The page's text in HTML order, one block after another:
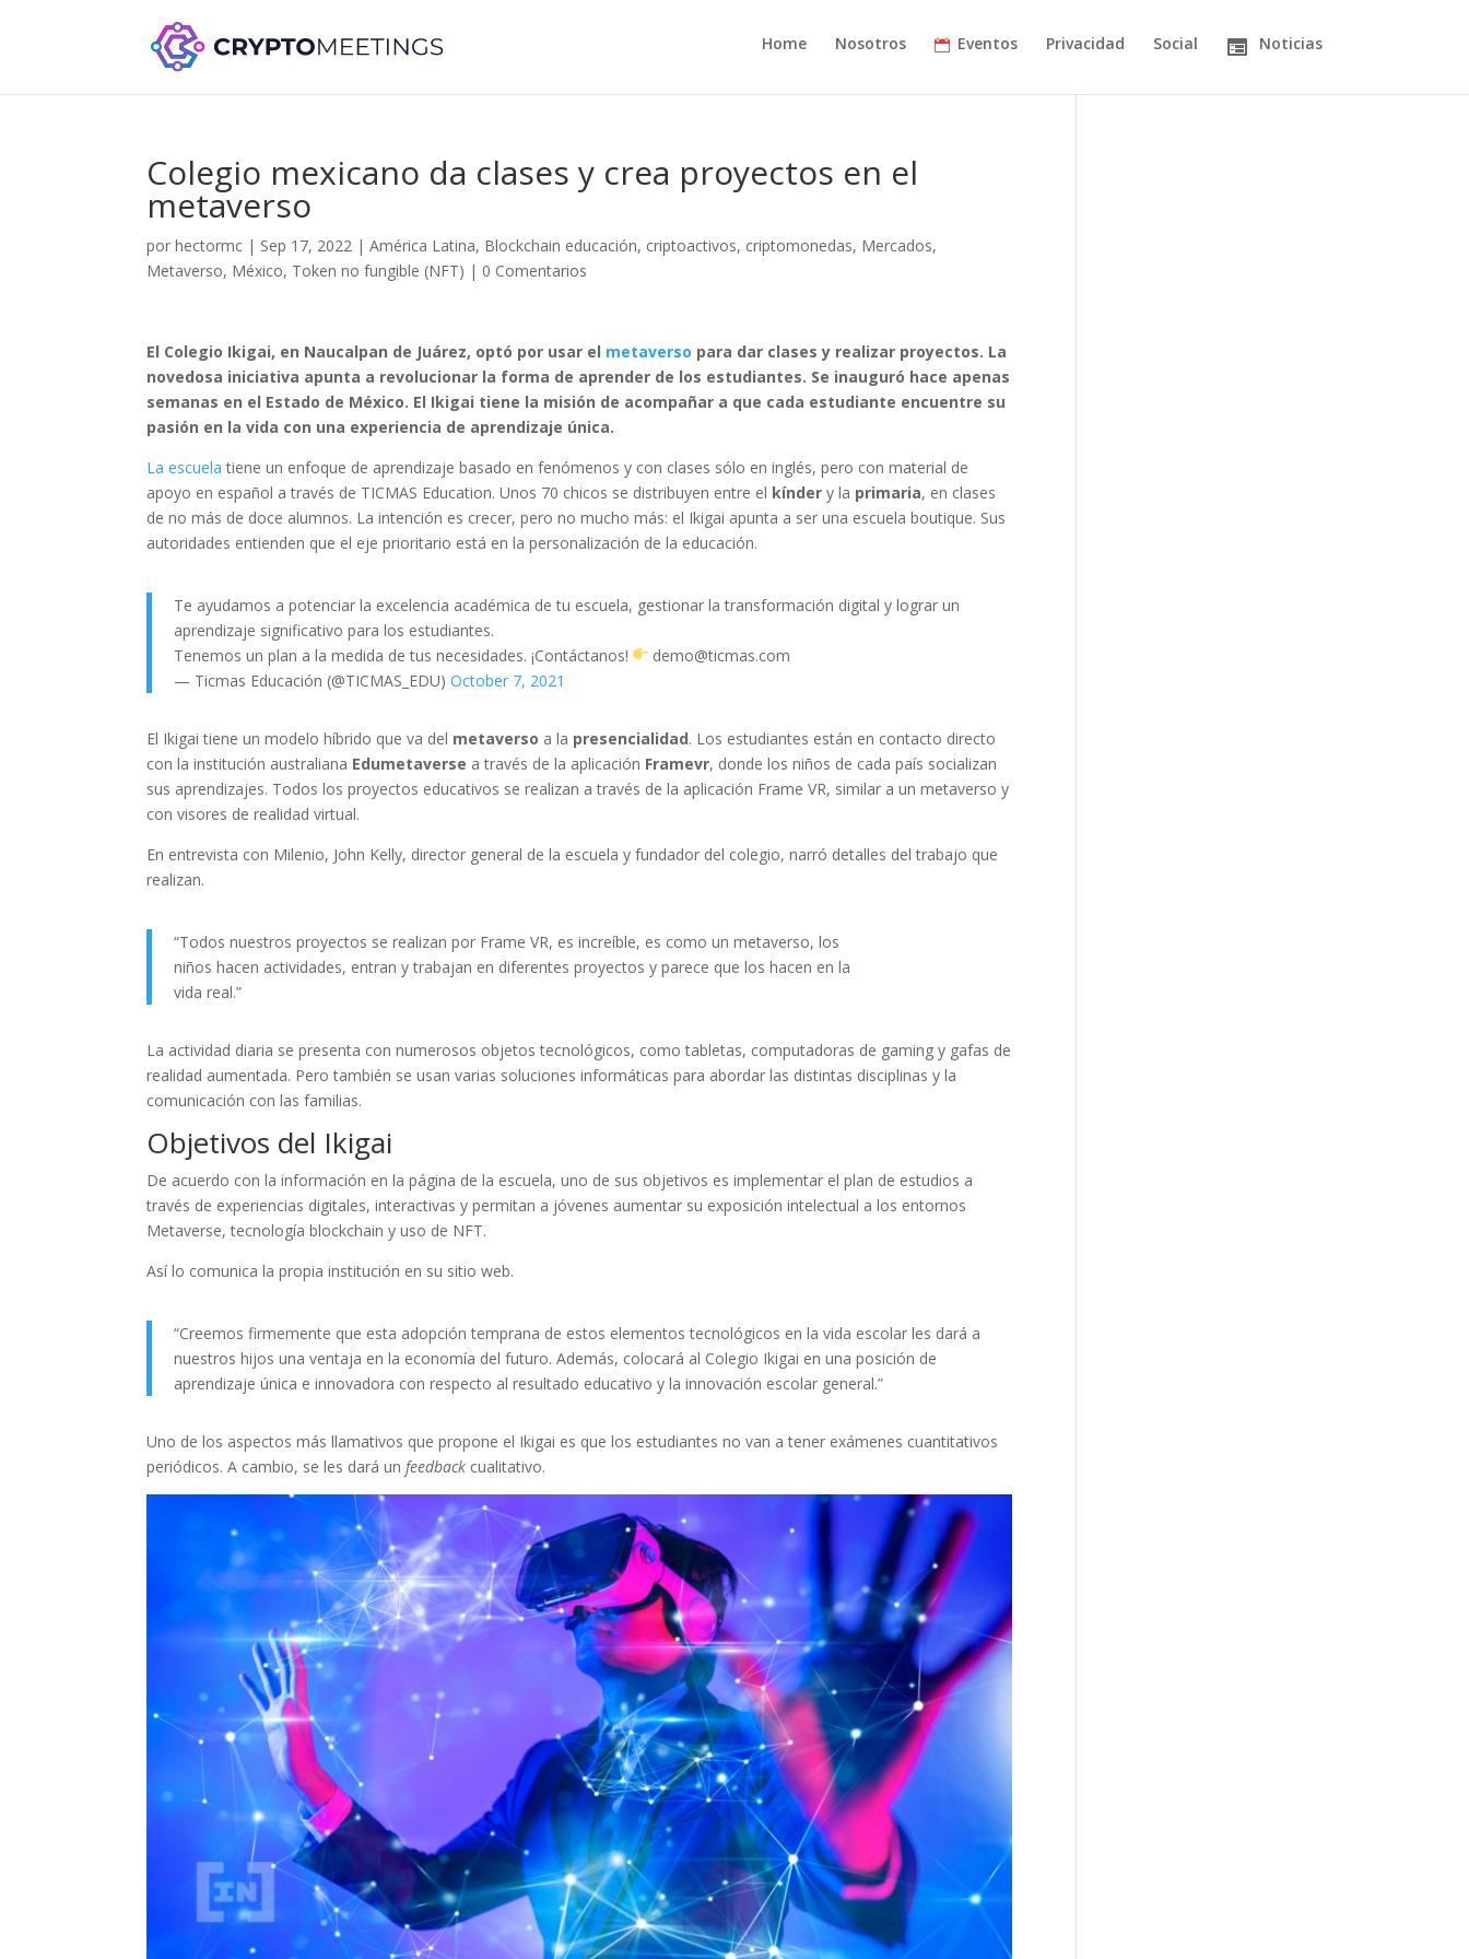
Home Nosotros Eventos Privacidad Social Noticias
Colegio mexicano da clases y crea proyectos en el
metaverso
porhectormc | Sep 17, 2022 |América Latina, Blockchain educación, criptoactivos, criptomonedas, Mercados,
Metaverso, México, Token no fungible (NFT) | 0 Comentarios
El Colegio Ikigai, en Naucalpan de Juárez, optó por usar el metaverso para dar clases y realizar proyectos. La
novedosa iniciativa apunta a revolucionar la forma de aprender de los estudiantes. Se inauguró hace apenas
semanas en el Estado de México. El Ikigai tiene la misión de acompañar a que cada estudiante encuentre su
pasión en la vida con una experiencia de aprendizaje única.
La escuela tiene un enfoque de aprendizaje basado en fenómenos y con clases sólo en inglés, pero con material de
apoyo en español a través de TICMAS Education. Unos 70 chicos se distribuyen entre el kínder y la primaria, en clases
de no más de doce alumnos. La intención es crecer, pero no mucho más: el Ikigai apunta a ser una escuela boutique. Sus
autoridades entienden que el eje prioritario está en la personalización de la educación.
Te ayudamos a potenciar la excelencia académica de tu escuela, gestionar la transformación digital y lograr un
aprendizaje significativo para los estudiantes.
Tenemos un plan a la medida de tus necesidades. ¡Contáctanos!
demo@ticmas.com
— Ticmas Educación (@TICMAS_EDU)October 7, 2021
El Ikigai tiene un modelo híbrido que va del metaverso a la presencialidad. Los estudiantes están en contacto directo
con la institución australiana Edumetaverse a través de la aplicación Framevr, donde los niños de cada país socializan
sus aprendizajes. Todos los proyectos educativos se realizan a través de la aplicación Frame VR, similar a un metaverso y
con visores de realidad virtual.
En entrevista con Milenio, John Kelly, director general de la escuela y fundador del colegio, narró detalles del trabajo que
realizan.
“Todos nuestros proyectos se realizan por Frame VR, es increíble, es como un metaverso, los
niños hacen actividades, entran y trabajan en diferentes proyectos y parece que los hacen en la
vida real.”
La actividad diaria se presenta con numerosos objetos tecnológicos, como tabletas, computadoras de gaming y gafas de
realidad aumentada. Pero también se usan varias soluciones informáticas para abordar las distintas disciplinas y la
comunicación con las familias.
Objetivos del Ikigai
De acuerdo con la información en la página de la escuela, uno de sus objetivos es implementar el plan de estudios a
través de experiencias digitales, interactivas y permitan a jóvenes aumentar su exposición intelectual a los entornos
Metaverse, tecnología blockchain y uso de NFT.
Así lo comunica la propia institución en su sitio web.
“Creemos firmemente que esta adopción temprana de estos elementos tecnológicos en la vida escolar les dará a
nuestros hijos una ventaja en la economía del futuro. Además, colocará al Colegio Ikigai en una posición de
aprendizaje única e innovadora con respecto al resultado educativo y la innovación escolar general.”
Uno de los aspectos más llamativos que propone el Ikigai es que los estudiantes no van a tener exámenes cuantitativos
periódicos. A cambio, se les dará unfeedback cualitativo.